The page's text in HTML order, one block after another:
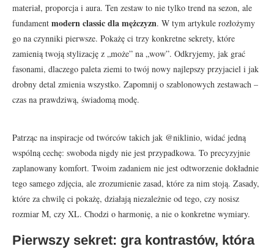
materiał, proporcja i aura. Ten zestaw to nie tylko trend na sezon, ale
fundament modern classic dla mężczyzn. W tym artykule rozłożymy
go na czynniki pierwsze. Pokażę ci trzy konkretne sekrety, które
zamienią twoją stylizację z „może” na „wow”. Odkryjemy, jak grać
fasonami, dlaczego paleta ziemi to twój nowy najlepszy przyjaciel i jak
drobny detal zmienia wszystko. Zapomnij o szablonowych zestawach –
czas na prawdziwą, świadomą modę.
Patrząc na inspiracje od twórców takich jak @niklinio, widać jedną
wspólną cechę: swoboda nigdy nie jest przypadkowa. To precyzyjnie
zaplanowany komfort. Twoim zadaniem nie jest odtworzenie dokładnie
tego samego zdjęcia, ale zrozumienie zasad, które za nim stoją. Zasady,
które za chwilę ci pokażę, działają niezależnie od tego, czy nosisz
rozmiar M, czy XL. Chodzi o harmonię, a nie o konkretne wymiary.
Pierwszy sekret: gra kontrastów, która